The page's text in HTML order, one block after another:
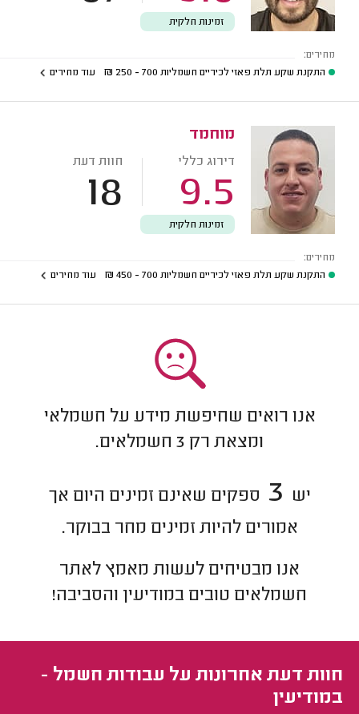
זמינות חלקית
מחירים:
התקנת שקע תלת פאזי לכיריים חשמליות 700 - 250
₪ עוד מחירים
מוחמד
דירוג כללי
9.5
חוות דעת
18
זמינות חלקית
מחירים:
התקנת שקע תלת פאזי לכיריים חשמליות 700 - 450
₪ עוד מחירים
אנו רואים שחיפשת מידע על חשמלאי
ומצאת רק 3 חשמלאים.
יש 3 ספקים שאינם זמינים היום אך
אמורים להיות זמינים מחר בבוקר.
אנו מבטיחים לעשות מאמץ לאתר
חשמלאים טובים במודיעין והסביבה!
חוות דעת אחרונות על עבודות חשמל -
במודיעין